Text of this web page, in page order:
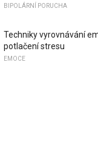
BIPOLÁRNÍ PORUCHA
Techniky vyrovnávání
potlačení stresu
EMOCE